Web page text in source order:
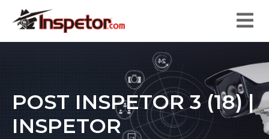
POST INSPETOR 3 (18) |
INSPETOR